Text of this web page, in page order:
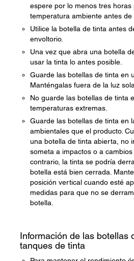
espere por lo menos tres
temperatura ambiente antes de
Utilice la botella de tinta antes
envoltorio.
Una vez que abra una botella
usar la tinta lo antes posible.
Guarde las botellas de tinta en
Manténgalas fuera de la luz
No guarde las botellas de tinta
temperaturas extremas.
Guarde las botellas de tinta en
ambientales que el producto.
una botella de tinta abierta, no
someta a impactos o a
contrario, la tinta se podría
botella está bien cerrada.
posición vertical cuando esté
medidas para que no se
botella.
Información de las botellas
tanques de tinta